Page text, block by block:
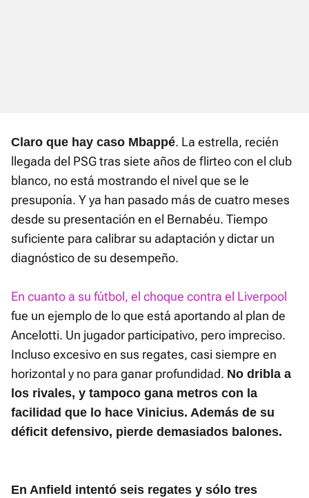
Claro que hay caso Mbappé. La estrella, recién
llegada del PSG tras siete años de flirteo con el club
blanco, no está mostrando el nivel que se le
presuponía. Y ya han pasado más de cuatro meses
desde su presentación en el Bernabéu. Tiempo
suficiente para calibrar su adaptación y dictar un
diagnóstico de su desempeño.
En cuanto a su fútbol, el choque contra el Liverpool
fue un ejemplo de lo que está aportando al plan de
Ancelotti. Un jugador participativo, pero impreciso.
Incluso excesivo en sus regates, casi siempre en
horizontal y no para ganar profundidad. No dribla a
los rivales, y tampoco gana metros con la
facilidad que lo hace Vinicius. Además de su
déficit defensivo, pierde demasiados balones.
En Anfield intentó seis regates y sólo tres